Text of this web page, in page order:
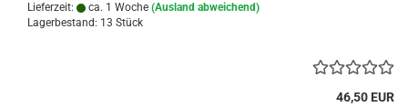
Lieferzeit: ca. 1 Woche (Ausland abweichend)
Lagerbestand: 13 Stück
46,50 EUR